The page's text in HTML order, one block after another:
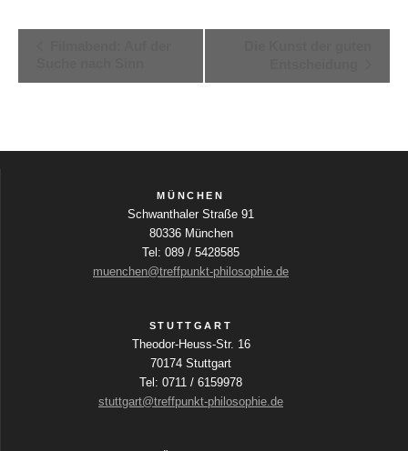
n
MÜNCHEN
Schwanthaler Straße 91
80336 München
Tel: 089 / 5428585
muenchen@treffpunkt-philosophie.de
STUTTGART
Theodor-Heuss-Str. 16
70174 Stuttgart
Tel: 0711 / 6159978
stuttgart@treffpunkt-philosophie.de